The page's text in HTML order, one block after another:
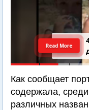
Read More
Как сообщает
содержала,
различных